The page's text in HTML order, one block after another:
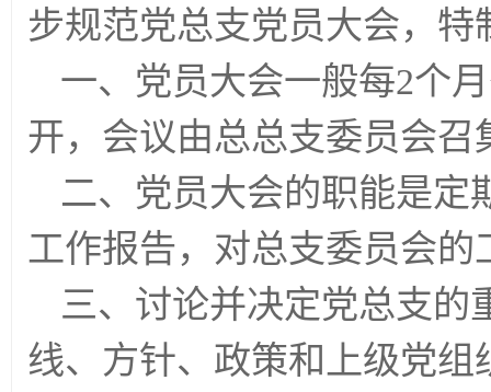
步规范党总支党员大会，特
一、党员大会一般每2个
开，会议由总总支委员会
二、党员大会的职能是定
工作报告，对总支委员会
三、讨论并决定党总支的
线、方针、政策和上级党